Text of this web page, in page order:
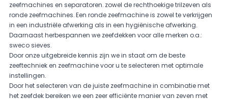
zeefmachines en separatoren. zowel de rechthoekige trilzeven als
ronde zeefmachines. Een ronde zeefmachine is zowel te verkrijgen
in een industriële afwerking als in een hygiënische afwerking.
Daarnaast herbespannen we zeefdekken voor alle merken o.a.:
sweco sieves.
Door onze uitgebreide kennis zijn we in staat om de beste
zeeftechniek en zeefmachine voor u te selecteren met optimale
instellingen.
Door het selecteren van de juiste zeefmachine in combinatie met
het zeefdek bereiken we een zeer efficiënte manier van zeven met